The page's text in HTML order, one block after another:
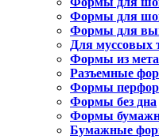
Формы для
Формы для
Для муссовых
Формы из
Разъемные
Формы
Формы без дна
Формы
Бумажные